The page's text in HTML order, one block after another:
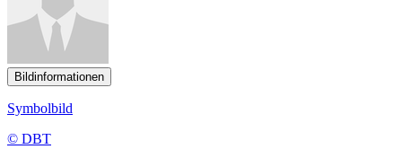
Bildinformationen
Symbolbild
© DBT